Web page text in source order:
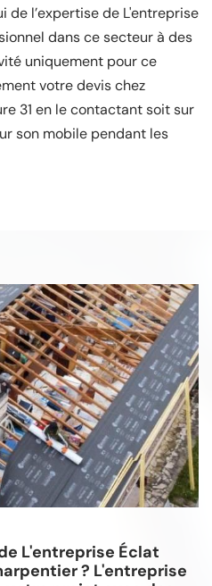
de l’expertise de L'entreprise
dans ce secteur à des
uniquement pour ce
votre devis chez
31 en le contactant soit sur
son mobile pendant les
L'entreprise Éclat
? L'entreprise